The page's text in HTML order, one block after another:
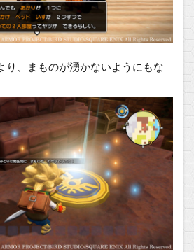
り、まものが湧かないようにもな